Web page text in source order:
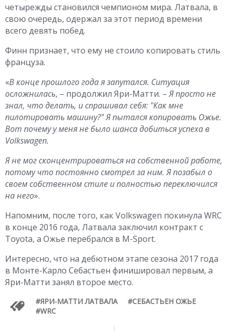
четырежды становился чемпионом мира. Латвала, в
свою очередь, одержал за этот период времени
всего девять побед.
Финн признает, что ему не стоило копировать стиль
француза.
«В конце прошлого года я запутался. Ситуация
осложнилась, – продолжил Яри-Матти. –Я просто не
знал, что делать, и спрашивал себя: "Как мне
пилотировать машину?" Я пытался копировать Ожье.
Вот почему у меня не было шанса добиться успеха в
Volkswagen.
Я не мог сконцентрироваться на собственной работе,
потому что постоянно смотрел за ним. Я позабыл о
своем собственном стиле и полностью переключился
на него».
Напомним, после того, как Volkswagen покинула WRC
в конце 2016 года, Латвала заключил контракт с
Toyota, а Ожье перебрался в M-Sport.
Интересно, что на дебютном этапе сезона 2017 года
в Монте-Карло Себастьен финишировал первым, а
Яри-Матти занял второе место.
ЯРИ-МАТТИ ЛАТВАЛА
СЕБАСТЬЕН ОЖЬЕ
WRC